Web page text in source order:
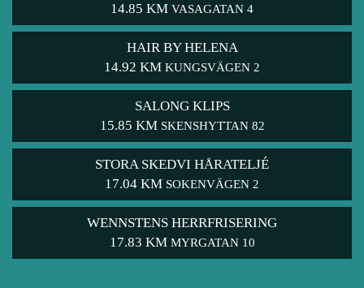
14.85 KM VASAGATAN 4
HAIR BY HELENA
14.92 KM KUNGSVÄGEN 2
SALONG KLIPS
15.85 KM SKENSHYTTAN 82
STORA SKEDVI HÅRATELJÉ
17.04 KM SOKENVÄGEN 2
WENNSTENS HERRFRISERING
17.83 KM MYRGATAN 10